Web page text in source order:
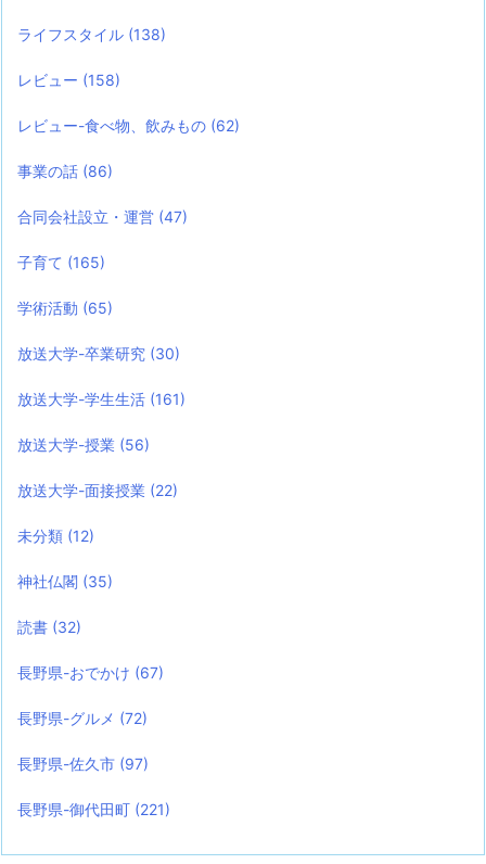
ライフスタイル (138)
レビュー (158)
レビュー-食べ物、飲みもの (62)
事業の話 (86)
合同会社設立・運営 (47)
子育て (165)
学術活動 (65)
放送大学-卒業研究 (30)
放送大学-学生生活 (161)
放送大学-授業 (56)
放送大学-面接授業 (22)
未分類 (12)
神社仏閣 (35)
読書 (32)
長野県-おでかけ (67)
長野県-グルメ (72)
長野県-佐久市 (97)
長野県-御代田町 (221)